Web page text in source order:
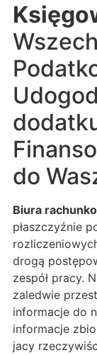
do
Biura
płaszczyźnie
drogą
zespół pracy.
zaledwie
informacje do
informacje
jacy